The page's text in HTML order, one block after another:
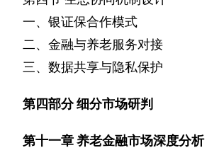
一、银证保合作模式
二、金融与养老服务对接
三、数据共享与隐私保护
第四部分细分市场研判
第十一章养老金融市场深度分析